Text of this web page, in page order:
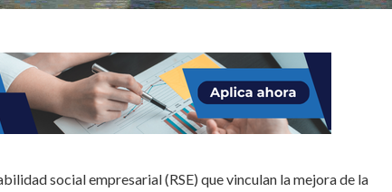
social empresarial (RSE) que vinculan la mejora de la